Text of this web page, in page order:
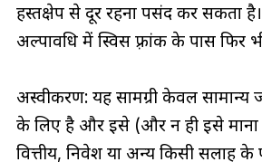
हस्तक्षेप से दूर रहना पसंद कर सकता
अल्पावधि में स्विस फ़्रांक के पास फिर
अस्वीकरण: यह सामग्री केवल सामान्य
के लिए है और इसे (और न ही इसे माना
वित्तीय, निवेश या अन्य किसी सलाह के